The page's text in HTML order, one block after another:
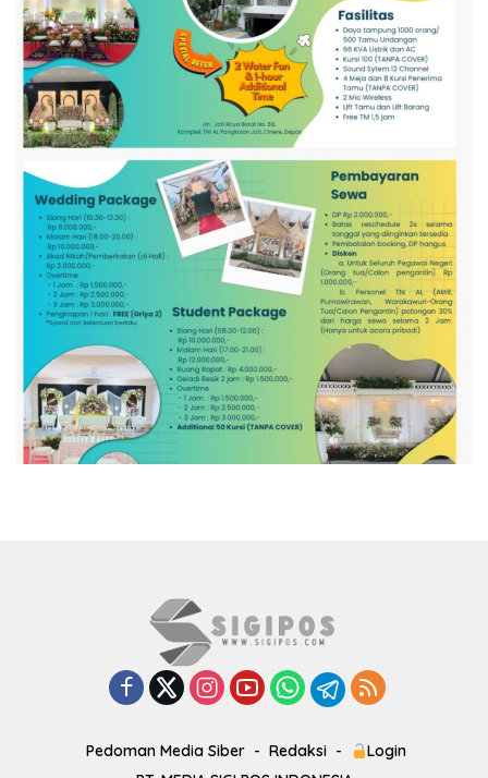
Pedoman Media Siber Redaksi
Login